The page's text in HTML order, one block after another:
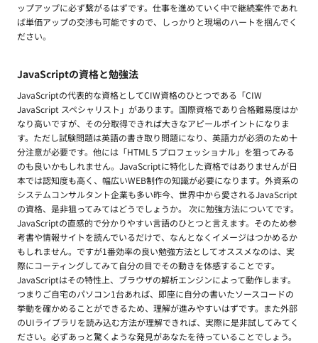
ップアップに必ず繋がるはずです。仕事を進めていく中で継続案件であれ
ば単価アップの交渉も可能ですので、しっかりと現場のハートを掴んでく
ださい。
JavaScriptの資格と勉強法
JavaScriptの代表的な資格としてCIW資格のひとつである「CIW
JavaScript スペシャリスト」があります。国際資格であり合格難易度はか
なり高いですが、その分取得できれば大きなアピールポイントになりま
す。ただし試験問題は英語の書き取り問題になり、英語力が必須のため十
分注意が必要です。他には「HTML５プロフェッショナル」を狙ってみる
のも良いかもしれません。JavaScriptに特化した資格ではありませんが日
本では認知度も高く、幅広いWEB制作の知識が必要になります。外資系の
システムコンサルタント企業も多い昨今、世界中から愛されるJavaScript
の資格、是非狙ってみてはどうでしょうか。 次に勉強方法についてです。
JavaScriptの直感的で分かりやすい言語のひとつと言えます。そのため参
考書や情報サイトを読んでいるだけで、なんとなくイメージはつかめるか
もしれません。ですが1番効率の良い勉強方法としてオススメなのは、実
際にコーティングしてみて自分の目でその動きを体感することです。
JavaScriptはその特性上、ブラウザの解析エンジンによって動作します。
つまりご自宅のパソコン1台あれば、即座に自分の書いたソースコードの
挙動を確かめることができるため、理解が進みやすいはずです。また外部
のUIライブラリを読み込む方法が理解できれば、実際に是非試してみてく
ださい。必ずあっと驚くような発見があなたを待っていることでしょう。